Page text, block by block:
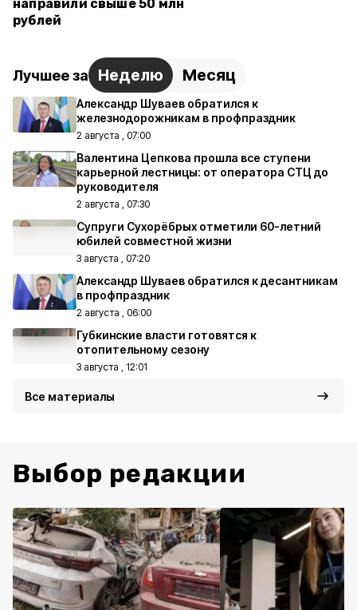
направили свыше 50 млн
рублей
Лучшее за Неделю Месяц
Александр Шуваев обратился к
железнодорожникам в профпраздник
2 августа , 07:00
Валентина Цепкова прошла все ступени
карьерной лестницы: от оператора СТЦ до
руководителя
2 августа , 07:30
Супруги Сухорёбрых отметили 60-летний
юбилей совместной жизни
3 августа , 07:20
Александр Шуваев обратился к десантникам
в профпраздник
2 августа , 06:00
Губкинские власти готовятся к
отопительному сезону
3 августа , 12:01
Все материалы
Выбор редакции